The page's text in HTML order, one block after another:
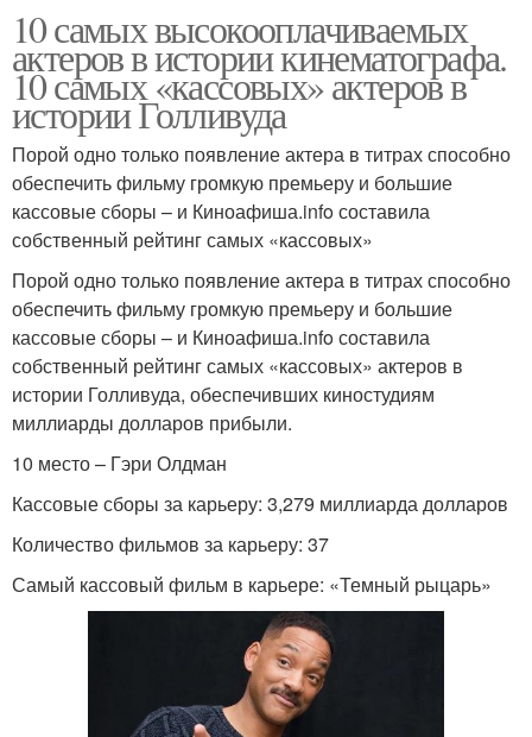
10 самых высокооплачиваемых
актеров в истории кинематографа.
10 самых «кассовых» актеров в
истории Голливуда
Порой одно только появление актера в титрах способно
обеспечить фильму громкую премьеру и большие
кассовые сборы – и Киноафиша.info составила
собственный рейтинг самых «кассовых»
Порой одно только появление актера в титрах способно
обеспечить фильму громкую премьеру и большие
кассовые сборы – и Киноафиша.info составила
собственный рейтинг самых «кассовых» актеров в
истории Голливуда, обеспечивших киностудиям
миллиарды долларов прибыли.
10 место – Гэри Олдман
Кассовые сборы за карьеру: 3,279 миллиарда долларов
Количество фильмов за карьеру: 37
Самый кассовый фильм в карьере: «Темный рыцарь»